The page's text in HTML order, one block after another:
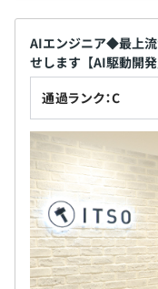
AIエンジニア◆最上
せします【AI駆動開発
通過ランク：C